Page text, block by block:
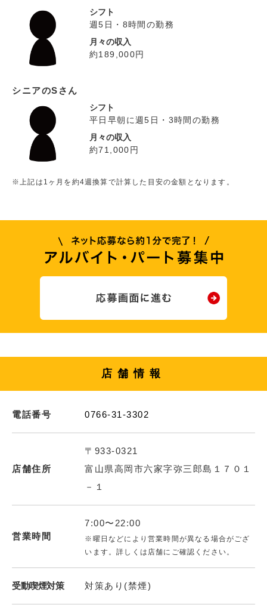
シフト
週5日・8時間の勤務
月々の収入
約189,000円
シニアのSさん
シフト
平日早朝に週5日・3時間の勤務
月々の収入
約71,000円
※上記は1ヶ月を約4週換算で計算した目安の金額となります。
店舗情報
電話番号 0766-31-3302
店舗住所
〒933-0321
富山県高岡市六家字弥三郎島１７０１
－１
営業時間
7:00〜22:00
※曜日などにより営業時間が異なる場合がござ
います。詳しくは店舗にご確認ください。
受動喫煙対策 対策あり(禁煙)